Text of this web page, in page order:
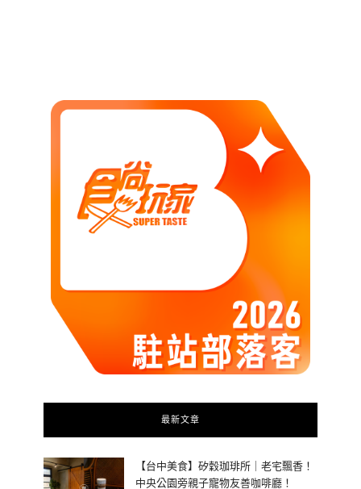
最新文章
【台中美食】矽穀珈琲所｜老宅飄香！
中央公園旁親子寵物友善咖啡廳！